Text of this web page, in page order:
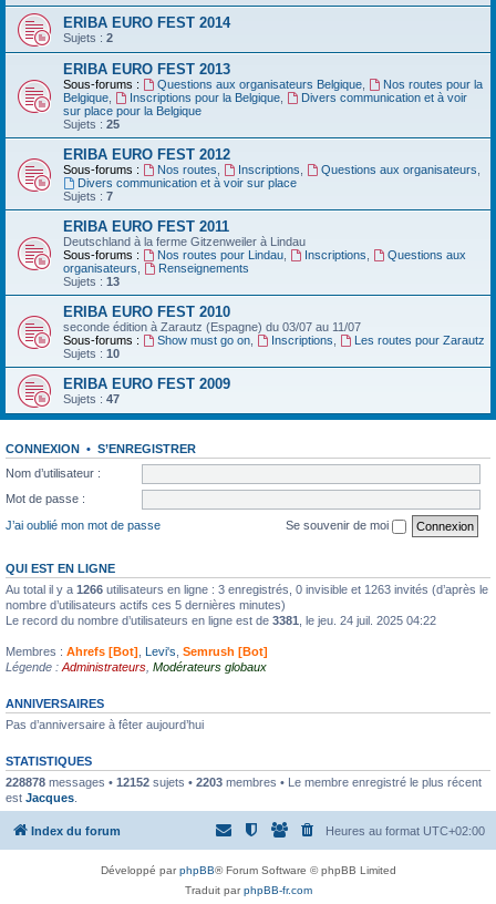
ERIBA EURO FEST 2014
Sujets : 2
ERIBA EURO FEST 2013
Sous-forums : Questions aux organisateurs Belgique,
Nos routes pour la
Belgique
Inscriptions pour la Belgique,
Divers communication et à voir
sur place pour la Belgique
Sujets : 25
ERIBA EURO FEST 2012
Sous-forums : Nos routes Inscriptions Questions aux organisateurs
Divers communication et à voir sur place
Sujets : 7
ERIBA EURO FEST 2011
Deutschland‏ à la ferme Gitzenweiler à Lindau
Sous-forums :
Nos routes pour Lindau, Inscriptions
Questions aux
organisateurs
Renseignements
Sujets : 13
ERIBA EURO FEST 2010
seconde édition à Zarautz (Espagne) du 03/07 au 11/07
Sous-forums :
Show must go on, Inscriptions
Les routes pour Zarautz
Sujets : 10
ERIBA EURO FEST 2009
Sujets : 47
CONNEXION • S’ENREGISTRER
Nom d’utilisateur :
Mot de passe :
J’ai oublié mon mot de passe
Se souvenir de moi
QUI EST EN LIGNE
Au total il y a 1266 utilisateurs en ligne : 3 enregistrés, 0 invisible et 1263 invités (d’après le
nombre d’utilisateurs actifs ces 5 dernières minutes)
Le record du nombre d’utilisateurs en ligne est de 3381 , le jeu. 24 juil. 2025 04:22
Membres : Ahrefs [Bot] Levi's Semrush [Bot]
Légende : Administrateurs Modérateurs globaux
ANNIVERSAIRES
Pas d’anniversaire à fêter aujourd’hui
STATISTIQUES
228878 messages • 12152 sujets • 2203 membres • Le membre enregistré le plus récent
est Jacques
Index du forum Heures au format UTC+02:00
Développé parphpBB® Forum Software © phpBB Limited
Traduit parphpBB-fr.com